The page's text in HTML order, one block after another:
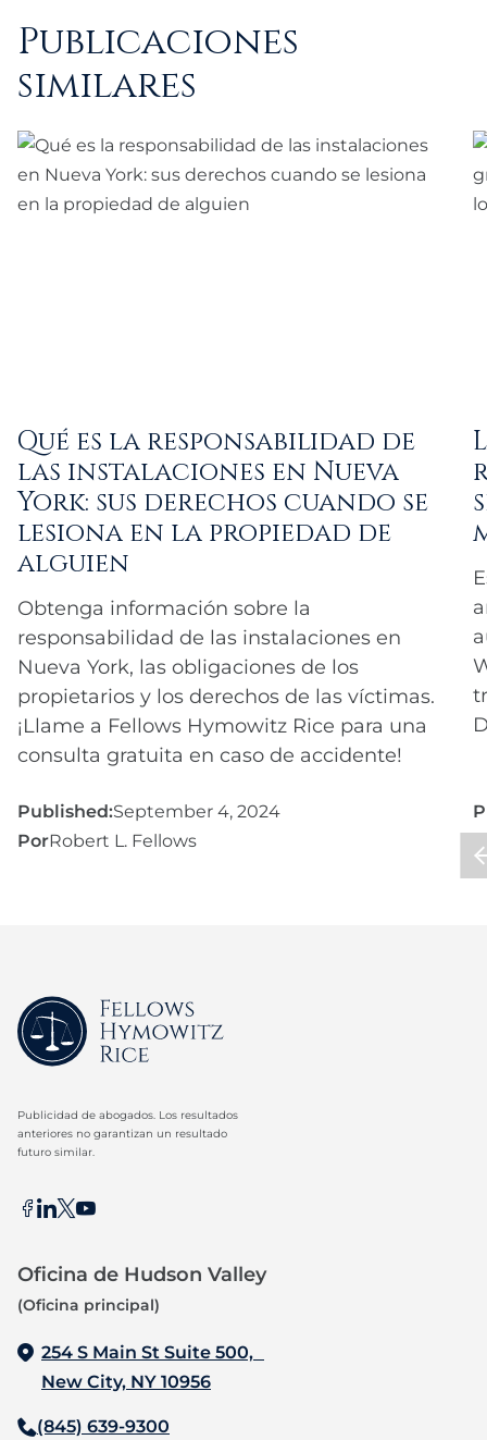
Publicaciones
similares
Qué es la responsabilidad de
las instalaciones en Nueva
York: sus derechos cuando se
lesiona en la propiedad de
alguien
Obtenga información sobre la
responsabilidad de las instalaciones en
Nueva York, las obligaciones de los
propietarios y los derechos de las víctimas.
¡Llame a Fellows Hymowitz Rice para una
consulta gratuita en caso de accidente!
Published:September 4, 2024
PorRobert L. Fellows
Publicidad de abogados. Los resultados
anteriores no garantizan un resultado
futuro similar.
Oficina de Hudson Valley
(Oficina principal)
254 S Main St Suite 500,
New City, NY 10956
(845) 639-9300